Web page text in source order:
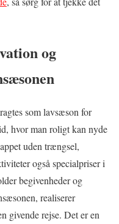
og
som lavsæson for
hvor man roligt kan nyde
uden trængsel,
også specialpriser i
begivenheder og
realiserer
givende rejse. Det er en